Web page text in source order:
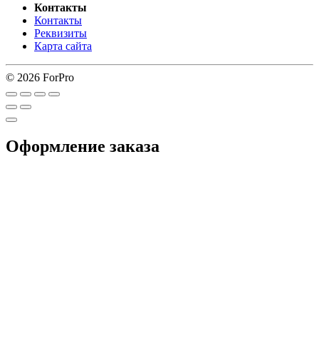
Контакты
Контакты
Реквизиты
Карта сайта
© 2026 ForPro
Оформление заказа